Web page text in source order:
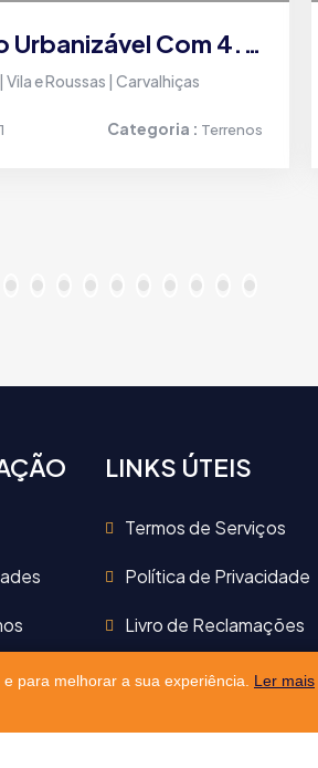
Terreno Urbanizável Com 4.000 M² E Possibilidade De 4 Lotes – Melgaço
Vila e Roussas | Carvalhiças
Categoria : Terrenos
para melhorar a sua experiência. Ler mais
LINKS ÚTEIS
Termos de Serviços
Política de Privacidade
Livro de Reclamações
Área de Cliente